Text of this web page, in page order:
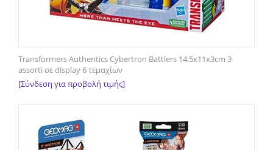
Transformers Authentics Cybertron Battlers 14.5x11x3cm 3
assorti σε display 6 τεμαχίων
[Σύνδεση για προβολή τιμής]